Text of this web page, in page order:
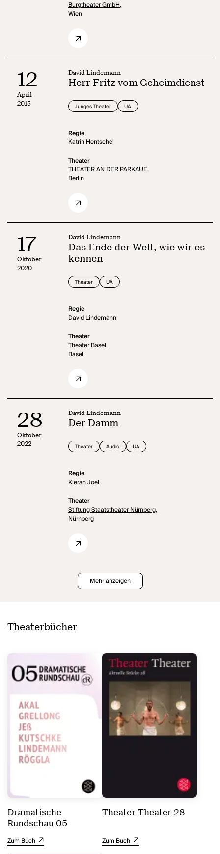
Burgtheater GmbH,
Wien
12
April
2015
David Lindemann
Herr Fritz vom Geheimdienst
Junges Theater UA
Regie
Katrin Hentschel
Theater
THEATER AN DER PARKAUE,
Berlin
17
Oktober
2020
David Lindemann
Das Ende der Welt, wie wir es
kennen
Theater UA
Regie
David Lindemann
Theater
Theater Basel,
Basel
28
Oktober
2022
David Lindemann
Der Damm
Theater Audio UA
Regie
Kieran Joel
Theater
Stiftung Staatstheater Nürnberg,
Nürnberg
Mehr anzeigen
Theaterbücher
Dramatische
Rundschau 05
Zum Buch
Theater Theater 28
Zum Buch